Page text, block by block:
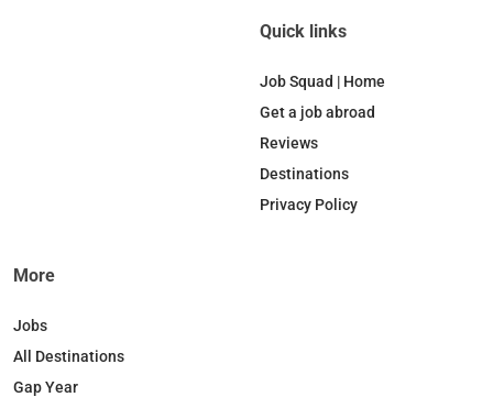
Quick links
Job Squad | Home
Get a job abroad
Reviews
Destinations
Privacy Policy
More
Jobs
All Destinations
Gap Year